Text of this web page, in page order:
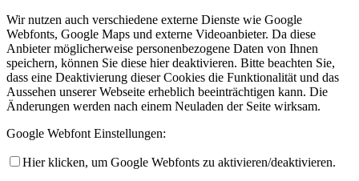
Wir nutzen auch verschiedene externe Dienste wie Google
Webfonts, Google Maps und externe Videoanbieter. Da diese
Anbieter möglicherweise personenbezogene Daten von Ihnen
speichern, können Sie diese hier deaktivieren. Bitte beachten Sie,
dass eine Deaktivierung dieser Cookies die Funktionalität und das
Aussehen unserer Webseite erheblich beeinträchtigen kann. Die
Änderungen werden nach einem Neuladen der Seite wirksam.
Google Webfont Einstellungen:
Hier klicken, um Google Webfonts zu aktivieren/deaktivieren.